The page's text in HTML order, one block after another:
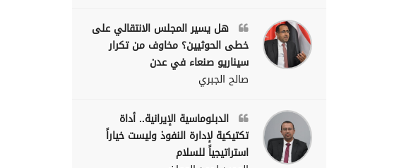
هل يسير المجلس الانتقالي على
خطى الحوثيين؟ مخاوف من تكرار
سيناريو صنعاء في عدن
صالح الجبري
الدبلوماسية الإيرانية.. أداة
تكتيكية لإدارة النفوذ وليست خياراً
استراتيجياً للسلام